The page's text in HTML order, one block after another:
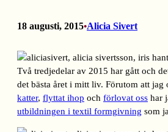
18 augusti, 2015•Alicia Sivert
Två tredjedelar av 2015 har gått och
det bästa året i mitt liv. Förutom att jag
katter, flyttat ihop och förlovat oss har
utbildningen i textil formgivning som